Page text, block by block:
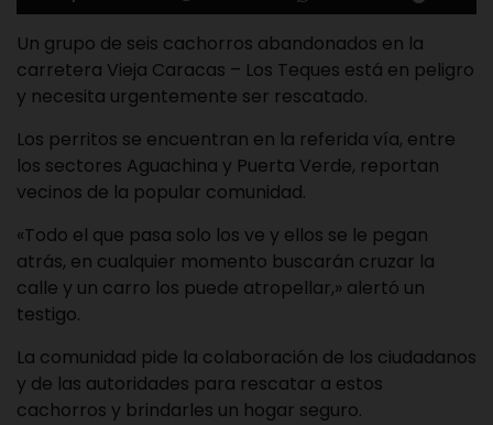
Un grupo de seis cachorros abandonados en la
carretera Vieja Caracas – Los Teques está en peligro
y necesita urgentemente ser rescatado.
Los perritos se encuentran en la referida vía, entre
los sectores Aguachina y Puerta Verde, reportan
vecinos de la popular comunidad.
«Todo el que pasa solo los ve y ellos se le pegan
atrás, en cualquier momento buscarán cruzar la
calle y un carro los puede atropellar,» alertó un
testigo.
La comunidad pide la colaboración de los ciudadanos
y de las autoridades para rescatar a estos
cachorros y brindarles un hogar seguro.